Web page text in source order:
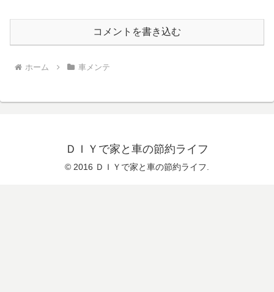
コメントを書き込む
ホーム 車メンテ
ＤＩＹで家と車の節約ライフ
© 2016 ＤＩＹで家と車の節約ライフ.